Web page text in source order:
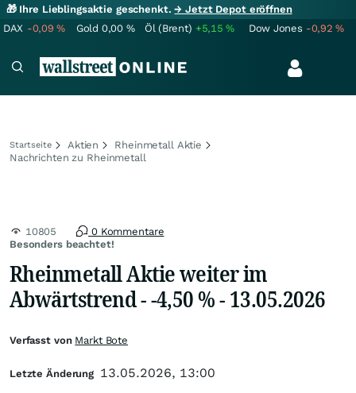
🎁 Ihre Lieblingsaktie geschenkt.→ Jetzt Depot eröffnen
DAX -0,09% Gold 0,00 % Öl (Brent) +5,15% Dow Jones -0,92%
Startseite Aktien
Rheinmetall Aktie
Nachrichten zu Rheinmetall
Besonders beachtet!
10805 0 Kommentare
Rheinmetall Aktie weiter im
Abwärtstrend - -4,50 % - 13.05.2026
Verfasst von Markt Bote
Letzte Änderung 13.05.2026, 13:00